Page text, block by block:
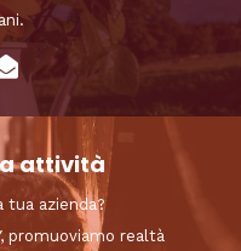
attività
tua azienda?
promuoviamo realtà